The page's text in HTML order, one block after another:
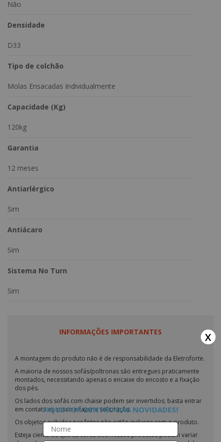
0,88x1,88m / 1,38x1,88m / 1,58x1,98m / 1,93x2,03m
Não
Densidade
D33
Tipo de colchão
Molas Ensacadas Individualmente
Capacidade (Kg)
120kg
Garantia
12 meses
Antiarlérgico
Sim
Antiácaro
Sim
Sistema No Turn
Sim
INFORMAÇÕES IMPORTANTES
A montagem do produto não é de responsabilidade da Eletroforte.
A maioria de nossos sofás/poltronas são entregues praticamente
montados, necessitando apenas o encaixe do encosto e a fixação
dos pés.
Os lados dos sofás com chaise podem ser invertidos; basta entrar
em contato conosco e fazer a solicitação.
Os objetos exibidos nas fotos não estão inclusos com o produto.
Esteja ciente de que as cores dos nossos produtos podem variar
x
FIQUE POR DENTRO DAS NOVIDADES!